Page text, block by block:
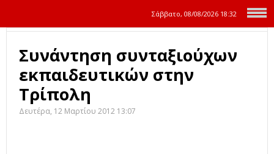
Σάββατο, 08/08/2026 18:32
Συνάντηση συνταξιούχων
εκπαιδευτικών στην
Τρίπολη
Δευτέρα, 12 Μαρτίου 2012 13:07